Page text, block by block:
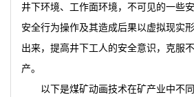
井下环境、工作面环境，不可见的一些
安全行为操作及其造成后果以虚拟现实
出来，提高井下工人的安全意识，克服
产。
以下是煤矿动画技术在矿产业中不同